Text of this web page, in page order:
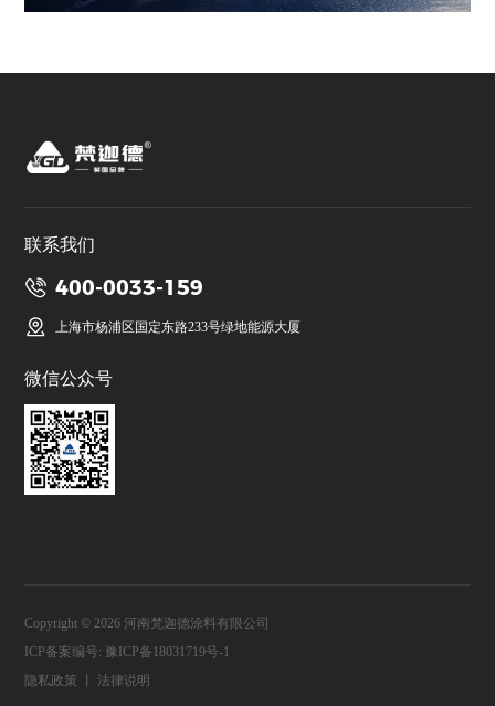
联系我们
400-0033-159
上海市杨浦区国定东路233号绿地能源大厦
微信公众号
Copyright © 2026 河南梵迦德涂料有限公司
ICP备案编号: 豫ICP备18031719号-1
隐私政策
法律说明